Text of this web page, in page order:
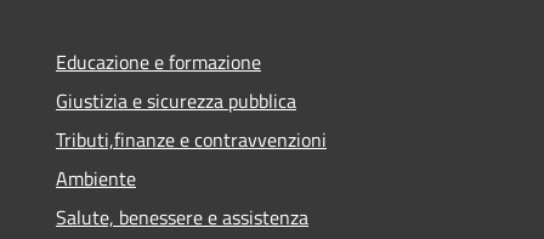
Educazione e formazione
Giustizia e sicurezza pubblica
Tributi,finanze e contravvenzioni
Ambiente
Salute, benessere e assistenza